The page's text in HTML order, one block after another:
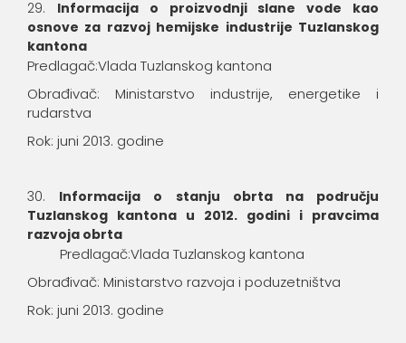
Informacija o proizvodnji slane vode kao
osnove za razvoj hemijske industrije Tuzlanskog
kantona
Predlagač:Vlada Tuzlanskog kantona
Obrađivač: Ministarstvo industrije, energetike i
rudarstva
Rok: juni 2013. godine
Informacija o stanju obrta na području
Tuzlanskog kantona u 2012. godini i pravcima
razvoja obrta
Predlagač:Vlada Tuzlanskog kantona
Obrađivač: Ministarstvo razvoja i poduzetništva
Rok: juni 2013. godine